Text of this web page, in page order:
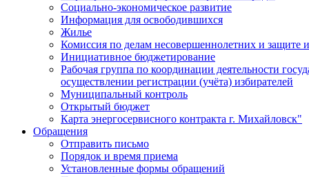
Социально-экономическое развитие
Информация для освободившихся
Жилье
Комиссия по делам несовершеннолетних и защите
Инициативное бюджетирование
Рабочая группа по координации деятельности
осуществлении регистрации (учёта) избирателей
Муниципальный контроль
Открытый бюджет
Карта энергосервисного контракта г. Михайловск"
Обращения
Отправить письмо
Порядок и время приема
Установленные формы обращений